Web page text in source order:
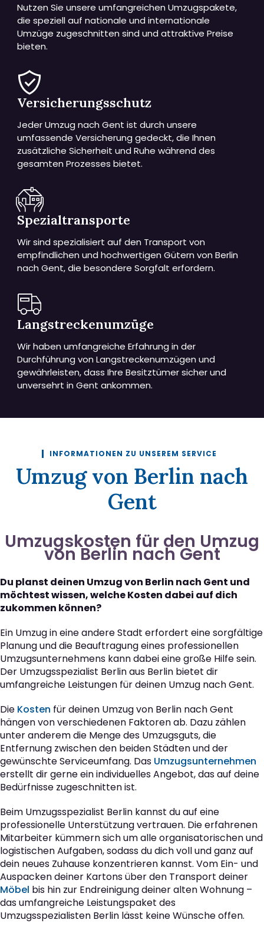
Nutzen Sie unsere umfangreichen Umzugspakete,
die speziell auf nationale und internationale
Umzüge zugeschnitten sind und attraktive Preise
bieten.
Versicherungsschutz
Jeder Umzug nach Gent ist durch unsere
umfassende Versicherung gedeckt, die Ihnen
zusätzliche Sicherheit und Ruhe während des
gesamten Prozesses bietet.
Spezialtransporte
Wir sind spezialisiert auf den Transport von
empfindlichen und hochwertigen Gütern von Berlin
nach Gent, die besondere Sorgfalt erfordern.
Langstreckenumzüge
Wir haben umfangreiche Erfahrung in der
Durchführung von Langstreckenumzügen und
gewährleisten, dass Ihre Besitztümer sicher und
unversehrt in Gent ankommen.
INFORMATIONEN ZU UNSEREM SERVICE
Umzug von Berlin nach
Gent
Umzugskosten für den Umzug
von Berlin nach Gent
Du planst deinen Umzug von Berlin nach Gent und
möchtest wissen, welche Kosten dabei auf dich
zukommen können?
Ein Umzug in eine andere Stadt erfordert eine sorgfältige
Planung und die Beauftragung eines professionellen
Umzugsunternehmens kann dabei eine große Hilfe sein.
Der Umzugsspezialist Berlin aus Berlin bietet dir
umfangreiche Leistungen für deinen Umzug nach Gent.
Die Kosten für deinen Umzug von Berlin nach Gent
hängen von verschiedenen Faktoren ab. Dazu zählen
unter anderem die Menge des Umzugsguts, die
Entfernung zwischen den beiden Städten und der
gewünschte Serviceumfang. Das Umzugsunternehmen
erstellt dir gerne ein individuelles Angebot, das auf deine
Bedürfnisse zugeschnitten ist.
Beim Umzugsspezialist Berlin kannst du auf eine
professionelle Unterstützung vertrauen. Die erfahrenen
Mitarbeiter kümmern sich um alle organisatorischen und
logistischen Aufgaben, sodass du dich voll und ganz auf
dein neues Zuhause konzentrieren kannst. Vom Ein- und
Auspacken deiner Kartons über den Transport deiner
Möbel bis hin zur Endreinigung deiner alten Wohnung –
das umfangreiche Leistungspaket des
Umzugsspezialisten Berlin lässt keine Wünsche offen.